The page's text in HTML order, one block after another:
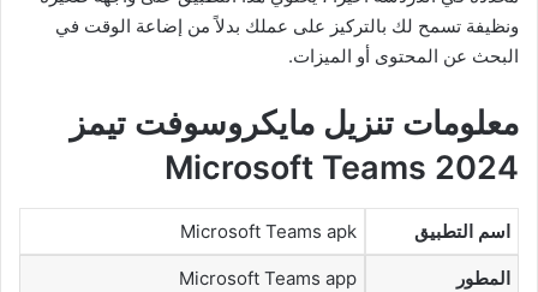
ونظيفة تسمح لك بالتركيز على عملك بدلاً من إضاعة الوقت في
البحث عن المحتوى أو الميزات.
معلومات تنزيل مايكروسوفت تيمز
Microsoft Teams 2024
اسم التطبيق Microsoft Teams apk
المطور Microsoft Teams app